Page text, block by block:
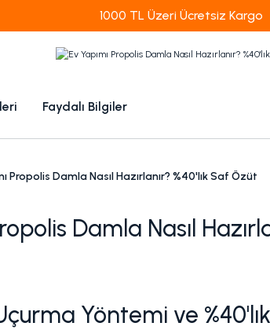
1000tl ve üzeri 100tl indiirm
Faydalı Bilgiler
Propolis Damla Nasıl Hazırlanır? %40'lık Saf Özüt
Damla Nasıl
Yöntemi ve